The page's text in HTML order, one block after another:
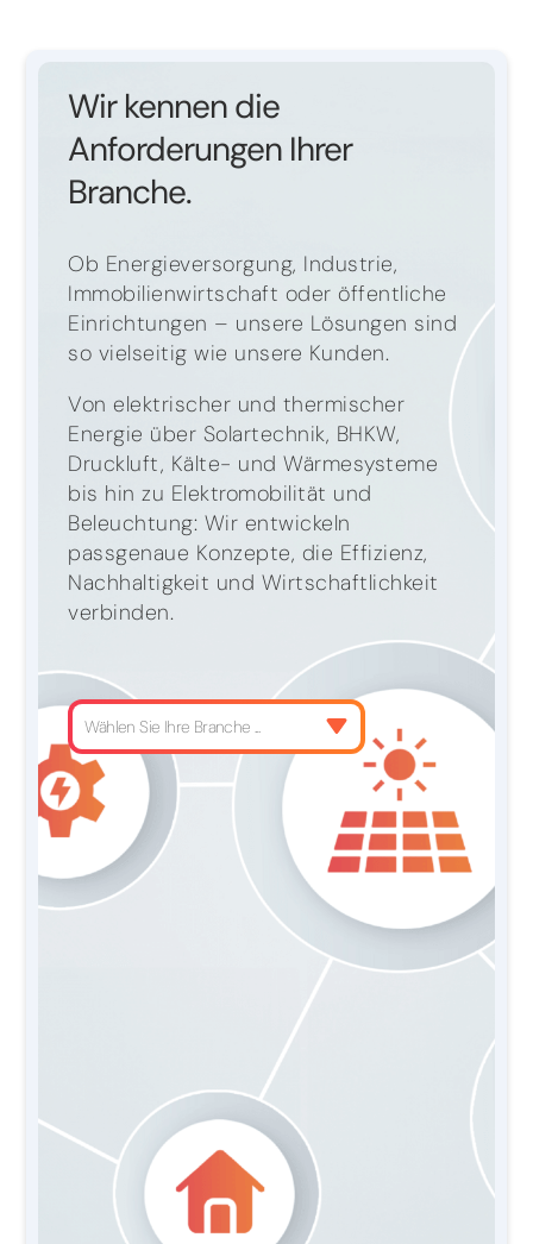
Wir kennen die
Anforderungen Ihrer
Branche.
Ob Energieversorgung, Industrie,
Immobilienwirtschaft oder öffentliche
Einrichtungen – unsere Lösungen sind
so vielseitig wie unsere Kunden.
Von elektrischer und thermischer
Energie über Solartechnik, BHKW,
Druckluft, Kälte- und Wärmesysteme
bis hin zu Elektromobilität und
Beleuchtung: Wir entwickeln
passgenaue Konzepte, die Effizienz,
Nachhaltigkeit und Wirtschaftlichkeit
verbinden.
Wählen Sie Ihre Branche ...